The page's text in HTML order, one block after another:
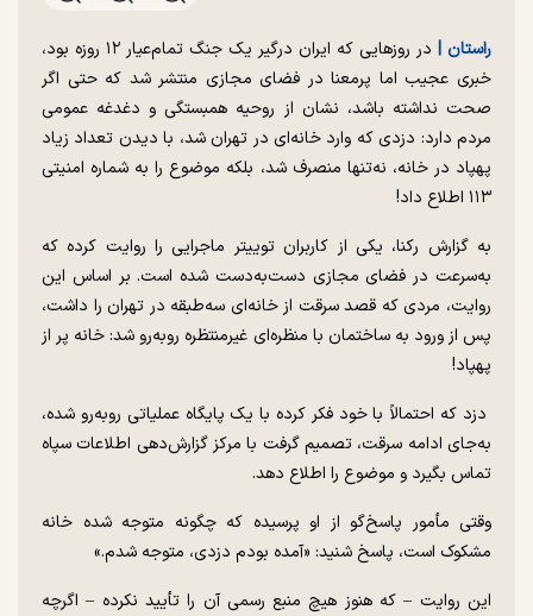
راستان |
در روزهایی که ایران درگیر یک جنگ تمام‌عیار ۱۲ روزه بود،
خبری عجیب اما پرمعنا در فضای مجازی منتشر شد که حتی اگر
صحت نداشته باشد، نشان از روحیه همبستگی و دغدغه عمومی
مردم دارد: دزدی که وارد خانه‌ای در تهران شد، با دیدن تعداد زیاد
پهپاد در خانه، نه‌تنها منصرف شد، بلکه موضوع را به شماره امنیتی
۱۱۳ اطلاع داد!
به گزارش رکنا، یکی از کاربران توییتر ماجرایی را روایت کرده که
به‌سرعت در فضای مجازی دست‌به‌دست شده است. بر اساس این
روایت، مردی که قصد سرقت از خانه‌ای سه‌طبقه در تهران را داشت،
پس از ورود به ساختمان با منظره‌ای غیرمنتظره روبه‌رو شد: خانه پر از
پهپاد!
دزد که احتمالاً با خود فکر کرده با یک پایگاه عملیاتی روبه‌رو شده،
به‌جای ادامه سرقت، تصمیم گرفت با مرکز گزارش‌دهی اطلاعات سپاه
تماس بگیرد و موضوع را اطلاع دهد.
وقتی مأمور پاسخ‌گو از او پرسیده که چگونه متوجه شده خانه
مشکوک است، پاسخ شنید: «آمده بودم دزدی، متوجه شدم.»
این روایت – که هنوز هیچ منبع رسمی آن را تأیید نکرده – اگرچه